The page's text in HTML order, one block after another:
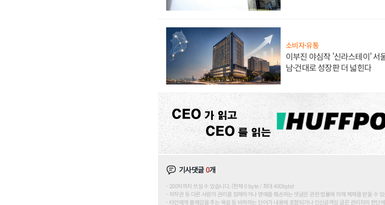
소비자·유통
이부진 야심작 '신라스테이' 서
남·건대로 성장판 더 넓힌다
기사댓글0개
200자까지 쓰실 수 있습니다. (현재 0 byte / 최대 400byte)
저작권 등 다른 사람의 권리를 침해하거나 명예를 훼손하는 댓글은 관련 법률에 의해 제재를 받을 수
타인에게 불쾌감을 주는 욕설 등 비하하는 단어가 내용에 포함되거나 인신공격성 글은 관리자의 판단